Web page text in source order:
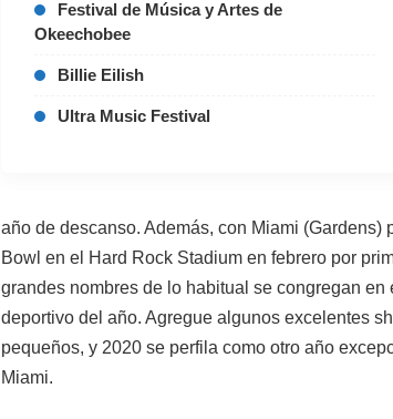
Festival de Música y Artes de
Okeechobee
Billie Eilish
Ultra Music Festival
año de descanso. Además, con Miami (Gardens)
Bowl en el Hard Rock Stadium en febrero por
grandes nombres de lo habitual se congregan
deportivo del año. Agregue algunos excelentes
pequeños, y 2020 se perfila como otro año
Miami.